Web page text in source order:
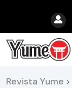
Revista Yume >